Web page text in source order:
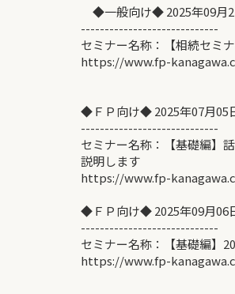
◆一般向け◆ 2025年09月
-----------------------------
セミナー名称：【相続セミ
https://www.fp-
◆ＦＰ向け◆ 2025年07月05
-----------------------------
セミナー名称：【基礎編】
説明します
https://www.fp-
◆ＦＰ向け◆ 2025年09月06
-----------------------------
セミナー名称：【基礎編】
https://www.fp-